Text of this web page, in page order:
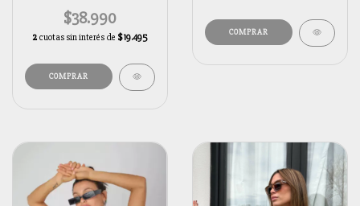
$38.990
2 cuotas sin interés de $19.495
COMPRAR
COMPRAR